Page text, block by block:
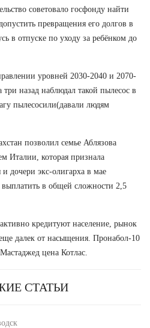
советовало госфонду найти
превращения его долгов в
в отпуске по уходу за ребёнком до
уровней 2030-2040 и 2070-
назад наблюдал такой пылесос в
пылесосили(давали людям
позволил семье Аблязова
Италии, которая признала
дочери экс-олигарха в мае
выплатить в общей сложности 2,5
кредитуют население, рынок
далек от насыщения. Пронабол-10
цена Котлас.
СТАТЬИ